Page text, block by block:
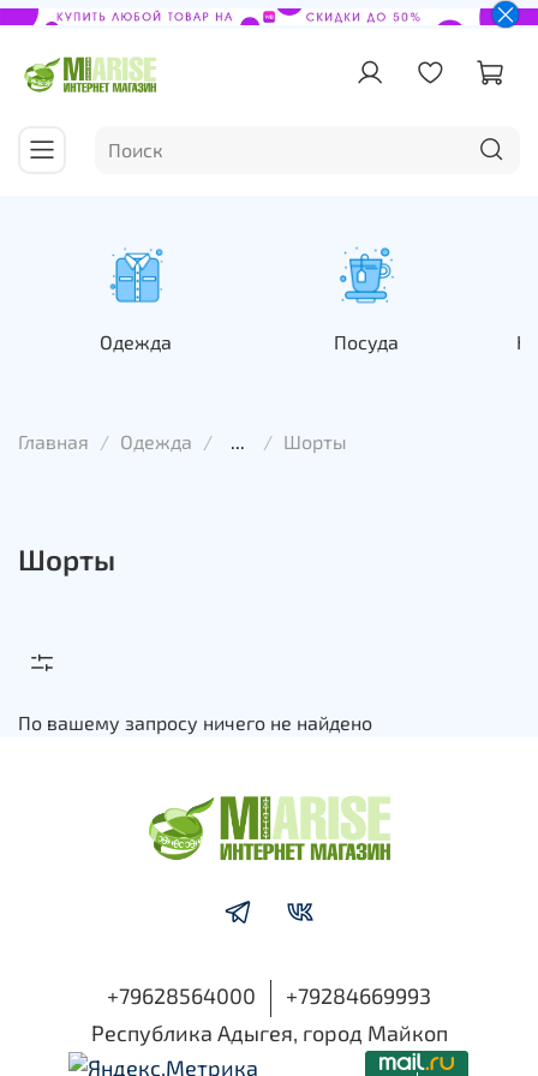
Одежда Посуда
Главная Одежда ... Шорты
Шорты
По вашему запросу ничего не найдено
+79628564000
+79284669993
Республика Адыгея, город Майкоп